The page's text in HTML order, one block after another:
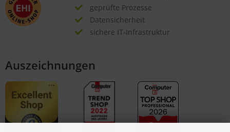
geprüfte Prozesse
Datensicherheit
sichere IT-Infrastruktur
Auszeichnungen